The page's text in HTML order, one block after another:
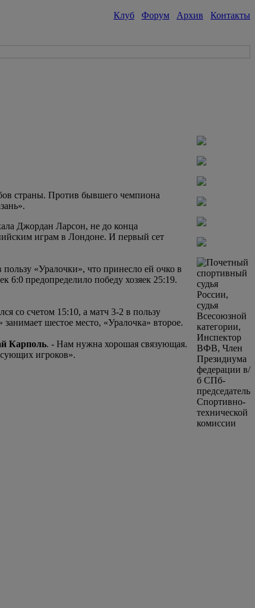
Клуб Форум Архив Контакты
страны. Против бывшего чемпиона
Джордан Ларсон, не до конца
играм в Лондоне. И первый сет
«Уралочки», что принесло ей очко в
6:0 предопределило победу хозяек 25:19.
со счетом 15:10, а матч 3-2 в пользу
шестое место, «Уралочка» второе.
Карполь. - Нам нужна хорошая связующая.
игроков».